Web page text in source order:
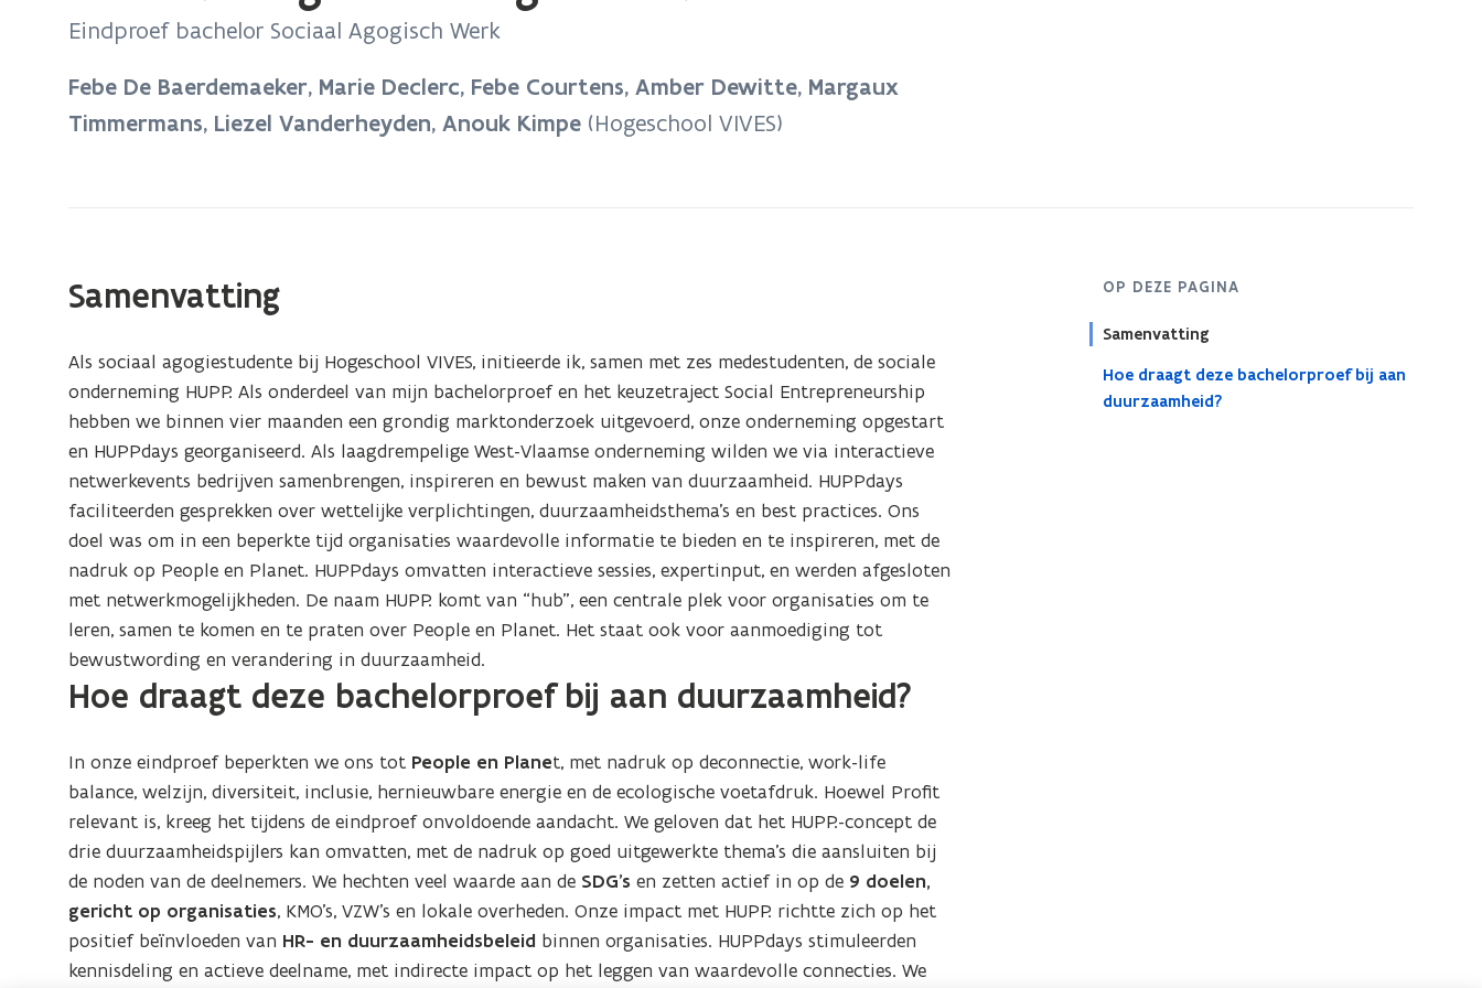
bevindt
(Design
Eindproef bachelor Sociaal Agogisch Werk
Febe De Baerdemaeker, Marie Declerc, Febe Courtens, Amber Dewitte, Margaux
Timmermans, Liezel Vanderheyden, Anouk Kimpe (Hogeschool VIVES)
OP DEZE PAGINA
Samenvatting
Hoe draagt deze bachelorproef bij aan
duurzaamheid?
Samenvatting
Als sociaal agogiestudente bij Hogeschool VIVES, initieerde ik, samen met zes medestudenten, de sociale
onderneming HUPP. Als onderdeel van mijn bachelorproef en het keuzetraject Social Entrepreneurship
hebben we binnen vier maanden een grondig marktonderzoek uitgevoerd, onze onderneming opgestart
en HUPPdays georganiseerd. Als laagdrempelige West-Vlaamse onderneming wilden we via interactieve
netwerkevents bedrijven samenbrengen, inspireren en bewust maken van duurzaamheid. HUPPdays
faciliteerden gesprekken over wettelijke verplichtingen, duurzaamheidsthema’s en best practices. Ons
doel was om in een beperkte tijd organisaties waardevolle informatie te bieden en te inspireren, met de
nadruk op People en Planet. HUPPdays omvatten interactieve sessies, expertinput, en werden afgesloten
met netwerkmogelijkheden. De naam HUPP. komt van “hub”, een centrale plek voor organisaties om te
leren, samen te komen en te praten over People en Planet. Het staat ook voor aanmoediging tot
bewustwording en verandering in duurzaamheid.
Hoe draagt deze bachelorproef bij aan duurzaamheid?
In onze eindproef beperkten we ons tot People en Planet, met nadruk op deconnectie, work-life
balance, welzijn, diversiteit, inclusie, hernieuwbare energie en de ecologische voetafdruk. Hoewel Profit
relevant is, kreeg het tijdens de eindproef onvoldoende aandacht. We geloven dat het HUPP.-concept de
drie duurzaamheidspijlers kan omvatten, met de nadruk op goed uitgewerkte thema’s die aansluiten bij
de noden van de deelnemers. We hechten veel waarde aan de SDG’s en zetten actief in op de 9 doelen,
gericht op organisaties, KMO’s, VZW’s en lokale overheden. Onze impact met HUPP. richtte zich op het
positief beïnvloeden van HR- en duurzaamheidsbeleid binnen organisaties. HUPPdays stimuleerden
kennisdeling en actieve deelname, met indirecte impact op het leggen van waardevolle connecties. We